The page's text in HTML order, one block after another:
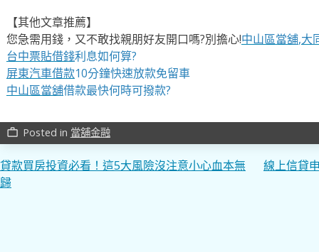
【其他文章推薦】
您急需用錢，又不敢找親朋好友開口嗎?別擔心!中山區當舖,大
台中票貼借錢利息如何算?
屏東汽車借款10分鐘快速放款免留車
中山區當舖借款最快何時可撥款?
work_outline Posted in 當舖金融
文
章
貸款買房投資必看！這5大風險沒注意小心血本無
歸
線上信貸